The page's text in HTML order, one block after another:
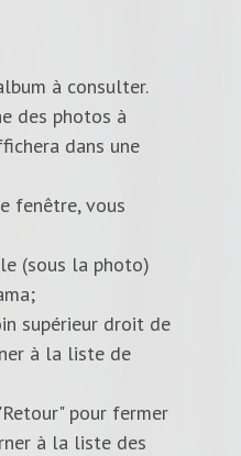
à consulter.
des photos à
dans une
fenêtre, vous
(sous la photo)
supérieur droit de
à la liste de
pour fermer
à la liste des